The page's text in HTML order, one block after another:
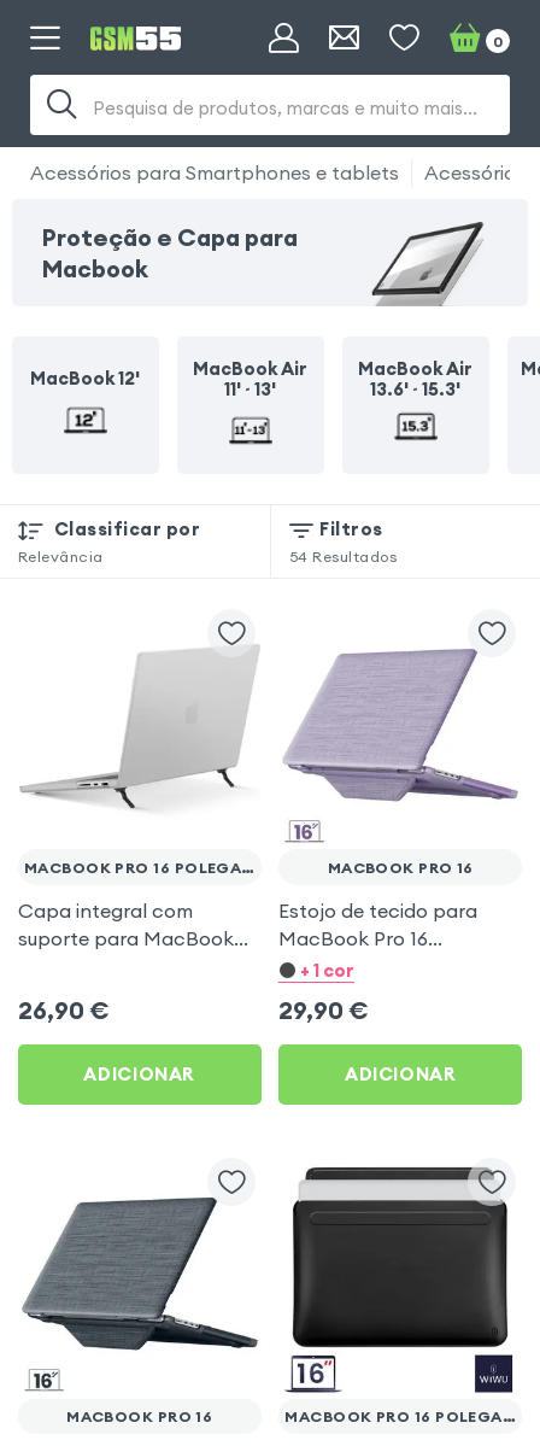
Pesquisa de produtos, marcas e muito mais...
0
Acessórios para Smartphones e tablets Acessório
Proteção e Capa para
Macbook
MacBook 12'
MacBook Air
11' ~ 13'
MacBook Air
13.6' ~ 15.3'
Classificar por
Relevância
Filtros
54 Resultados
MACBOOK PRO 16 POLEGADAS
Capa integral com
suporte para MacBook
26,90 €
ADICIONAR
MACBOOK PRO 16
Estojo de tecido para
MacBook Pro 16
polegadas – Lavanda
+ 1 cor
29,90 €
ADICIONAR
MACBOOK PRO 16 MACBOOK PRO 16 POLEGADAS